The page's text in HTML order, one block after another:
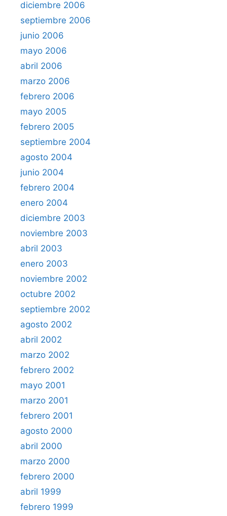
diciembre 2006
septiembre 2006
junio 2006
mayo 2006
abril 2006
marzo 2006
febrero 2006
mayo 2005
febrero 2005
septiembre 2004
agosto 2004
junio 2004
febrero 2004
enero 2004
diciembre 2003
noviembre 2003
abril 2003
enero 2003
noviembre 2002
octubre 2002
septiembre 2002
agosto 2002
abril 2002
marzo 2002
febrero 2002
mayo 2001
marzo 2001
febrero 2001
agosto 2000
abril 2000
marzo 2000
febrero 2000
abril 1999
febrero 1999